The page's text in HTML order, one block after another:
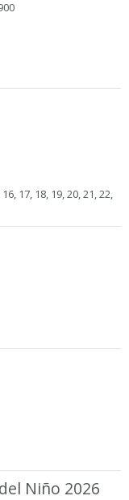
17, 18, 19, 20, 21, 22,
Niño 2026